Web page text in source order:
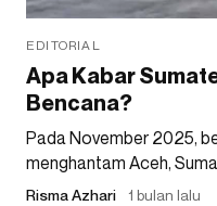
EDITORIAL
Apa Kabar
Bencana?
Pada November 2025,
menghantam Aceh,
Risma Azhari 1 bulan lalu